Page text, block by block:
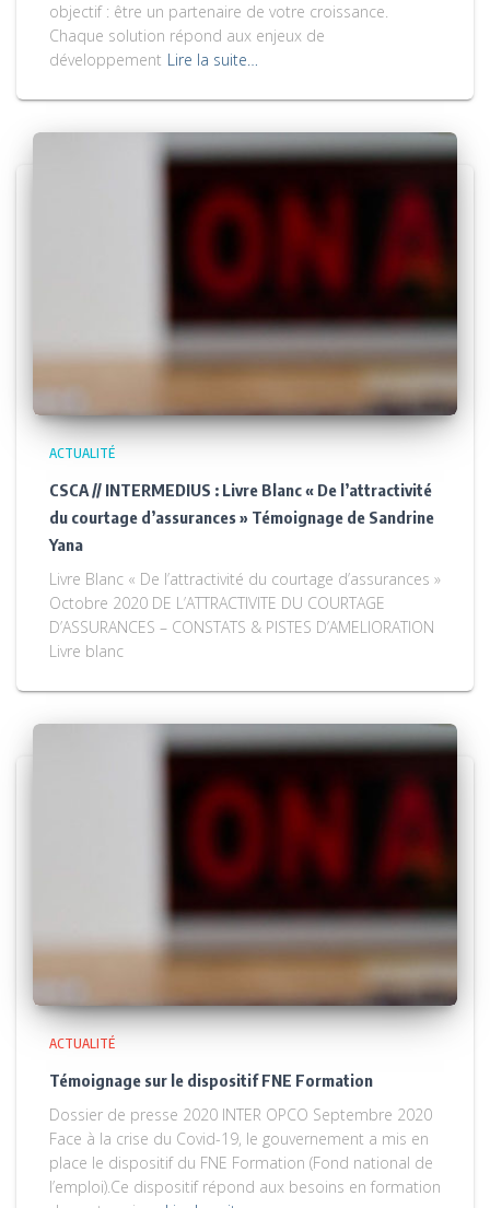
objectif : être un partenaire de votre croissance.
Chaque solution répond aux enjeux de
développement Lire la suite…
ACTUALITÉ
CSCA // INTERMEDIUS : Livre Blanc « De l’attractivité
du courtage d’assurances » Témoignage de Sandrine
Yana
Livre Blanc « De l’attractivité du courtage d’assurances »
Octobre 2020 DE L’ATTRACTIVITE DU COURTAGE
D’ASSURANCES – CONSTATS & PISTES D’AMELIORATION
Livre blanc
ACTUALITÉ
Témoignage sur le dispositif FNE Formation
Dossier de presse 2020 INTER OPCO Septembre 2020
Face à la crise du Covid-19, le gouvernement a mis en
place le dispositif du FNE Formation (Fond national de
l’emploi).Ce dispositif répond aux besoins en formation